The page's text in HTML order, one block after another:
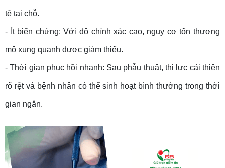
tê tại chỗ.
- Ít biến chứng: Với độ chính xác cao, nguy cơ tổn thương
mô xung quanh được giảm thiểu.
- Thời gian phục hồi nhanh: Sau phẫu thuật, thị lực cải thiện
rõ rệt và bệnh nhân có thể sinh hoạt bình thường trong thời
gian ngắn.